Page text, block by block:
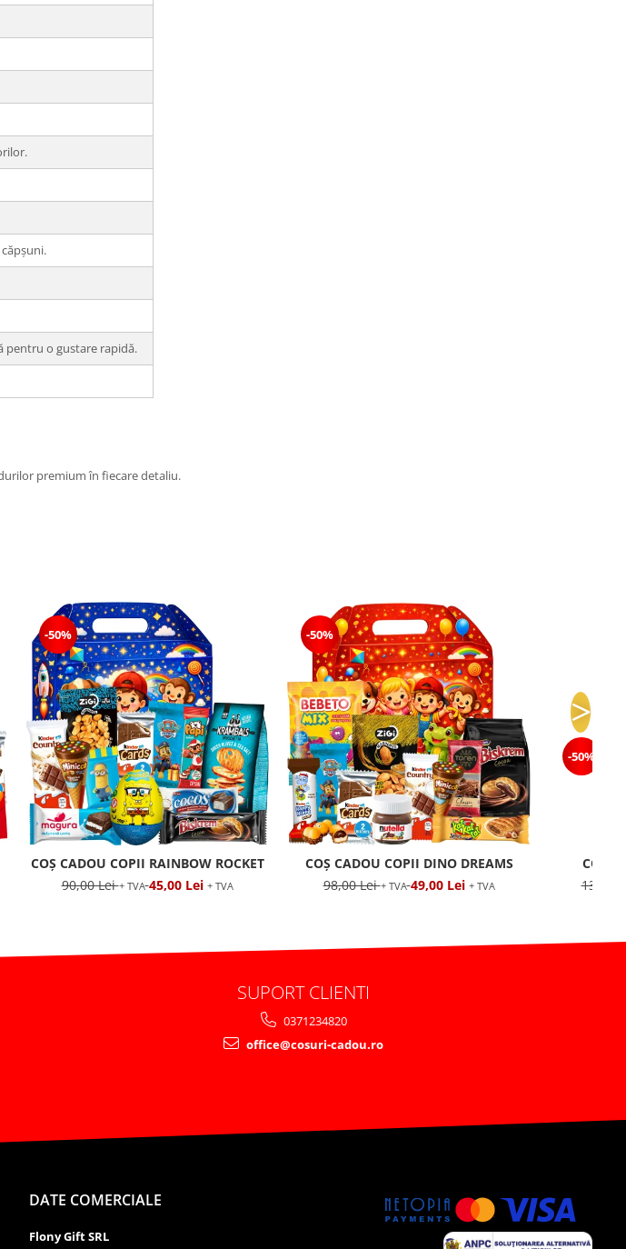
pentru o gustare rapidă.
premium în fiecare detaliu.
-50%
COȘ CADOU COPII RAINBOW ROCKET
90,00 Lei+ TVA 45,00 Lei + TVA
-50%
COȘ CADOU COPII DINO DREAMS
98,00 Lei+ TVA 49,00 Lei + TVA
-50%
COȘ
SUPORT CLIENTI
0371234820
office@cosuri-cadou.ro
DATE COMERCIALE
Flony Gift SRL